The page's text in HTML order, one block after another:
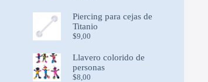
Piercing para cejas de
Titanio
$9,00
Llavero colorido de
personas
$8,00